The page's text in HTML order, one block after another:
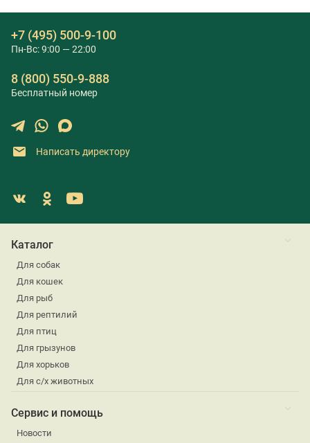
+7 (495) 500-9-100
Пн-Вс: 9:00 — 22:00
8 (800) 550-9-888
Бесплатный номер
Написать директору
Каталог
Для собак
Для кошек
Для рыб
Для рептилий
Для птиц
Для грызунов
Для хорьков
Для с/х животных
Сервис и помощь
Новости